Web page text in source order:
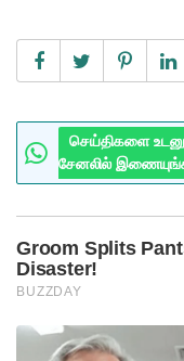
செய்திகளை
சேனலில்